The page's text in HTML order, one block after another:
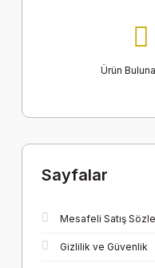
Ürün
Sayfalar
Mesafeli Satış
Gizlilik ve Güvenlik